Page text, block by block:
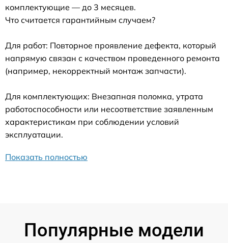
комплектующие — до 3 месяцев.
Что считается гарантийным случаем?
Для работ: Повторное проявление дефекта, который
напрямую связан с качеством проведенного ремонта
(например, некорректный монтаж запчасти).
Для комплектующих: Внезапная поломка, утрата
работоспособности или несоответствие заявленным
характеристикам при соблюдении условий
эксплуатации.
Показать полностью
Популярные модели